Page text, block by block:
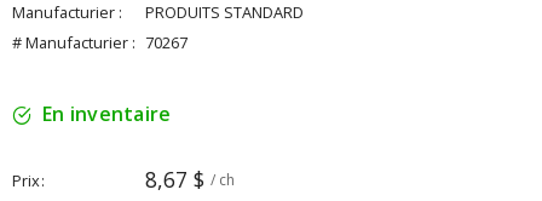
Manufacturier :
PRODUITS STANDARD
# Manufacturier : 70267
En inventaire
Prix 8,67 $ / ch